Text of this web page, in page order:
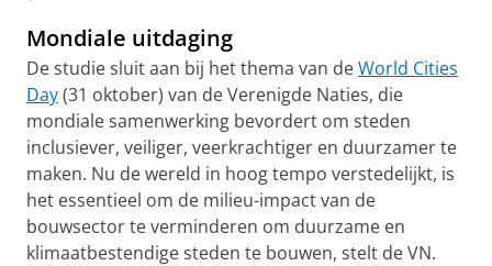
Mondiale uitdaging
De studie sluit aan bij het thema van deWorld Cities
Day(31 oktober) van de Verenigde Naties, die
mondiale samenwerking bevordert om steden
inclusiever, veiliger, veerkrachtiger en duurzamer te
maken. Nu de wereld in hoog tempo verstedelijkt, is
het essentieel om de milieu-impact van de
bouwsector te verminderen om duurzame en
klimaatbestendige steden te bouwen, stelt de VN.